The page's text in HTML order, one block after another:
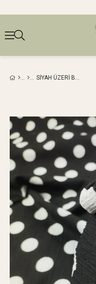
SIYAH ÜZERI BEYAZ PUANLI BÜRÜMCÜKLÜ JARSE (EN 160 CM X BOY 215 CM)